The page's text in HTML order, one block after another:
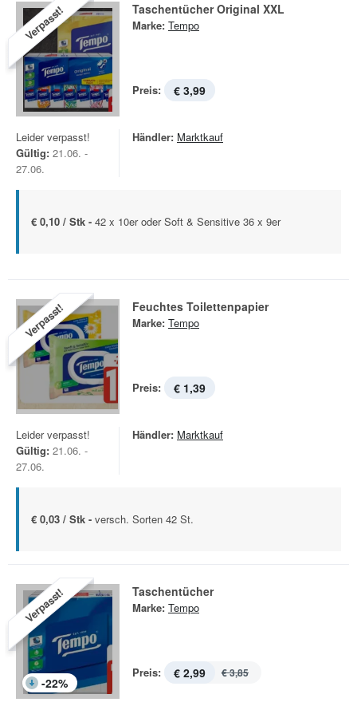
Verpasst! Taschentücher Original XXL
Marke: Tempo
Preis: € 3,99
Leider verpasst!
Gültig: 21.06. -
27.06.
Händler: Marktkauf
€ 0,10 / Stk - 42 x 10er oder Soft & Sensitive 36 x 9er
Verpasst! Feuchtes Toilettenpapier
Marke: Tempo
Preis: € 1,39
Leider verpasst!
Gültig: 21.06. -
27.06.
Händler: Marktkauf
€ 0,03 / Stk - versch. Sorten 42 St.
Verpasst!
-22%
Taschentücher
Marke: Tempo
Preis: € 2,99 € 3,85